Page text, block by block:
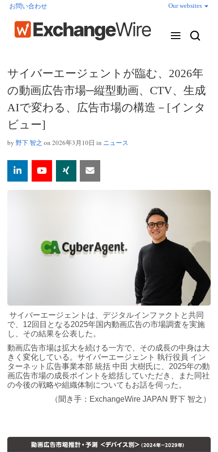
お問い合わせ Our websites
サイバーエージェントが臨む、2026年
の動画広告市場─縦型動画、CTV、生成
AIで変わる、広告市場の構造－[インタ
ビュー]
by 野下 智之 on 2026年3月10日 in ニュース
サイバーエージェントは、デジタルインファクトと共同
で、12回目となる2025年国内動画広告の市場調査を実施
し、その結果を公表した。
動画広告市場は拡大を続ける一方で、その成長の中身は大
きく変化している。サイバーエージェント 執行役員 イン
ターネット広告事業本部 統括 中田 大樹氏に、2025年の動
画広告市場の成長ポイントを総括していただき、また同社
の今後の戦略や組織体制についてもお話を伺った。
（聞き手：ExchangeWire JAPAN 野下 智之）